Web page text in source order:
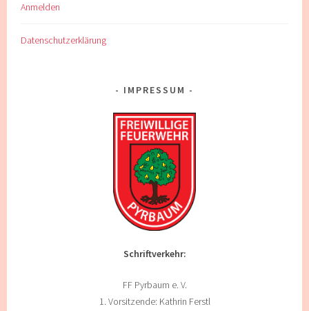
Anmelden
Datenschutzerklärung
IMPRESSUM
Schriftverkehr:
FF Pyrbaum e. V.
1. Vorsitzende: Kathrin Ferstl